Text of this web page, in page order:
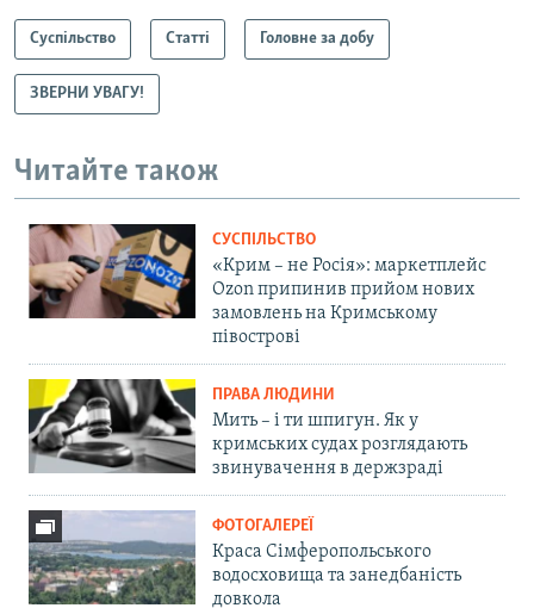
Суспільство Статті Головне за добу
ЗВЕРНИ УВАГУ!
Читайте також
СУСПІЛЬСТВО
«Крим – не Росія»: маркетплейс
Ozon припинив прийом нових
замовлень на Кримському
півострові
ПРАВА ЛЮДИНИ
Мить – і ти шпигун. Як у
кримських судах розглядають
звинувачення в держзраді
ФОТОГАЛЕРЕЇ
Краса Сімферопольського
водосховища та занедбаність
довкола